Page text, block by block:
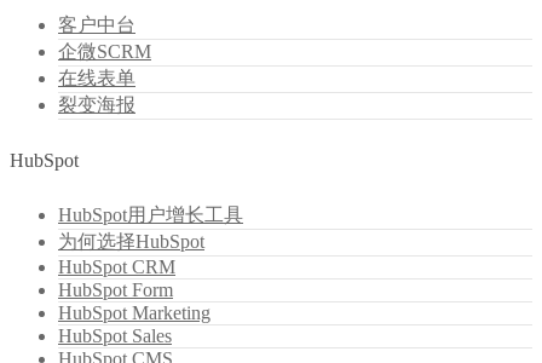
客户中台
企微SCRM
在线表单
裂变海报
HubSpot
HubSpot用户增长工具
为何选择HubSpot
HubSpot CRM
HubSpot Form
HubSpot Marketing
HubSpot Sales
HubSpot CMS